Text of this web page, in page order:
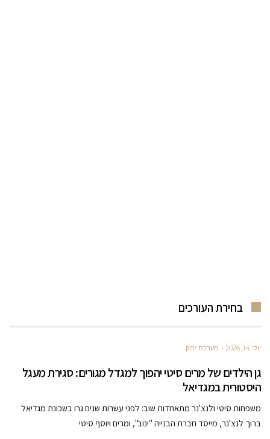
בחירת העורכים
יולי 14, 2026 מערכת ירוק
גן הילדים של מרים סיטי יהפוך למגדל מגורים: סגירת מעגל
היסטורית במגדיאל
משפחות סיטי ולנצ'נר מתאחדות שוב: לפני עשרות שנים גרו בשכונת מגדיאל
ברוך לנצ'נר, מייסד חברת הבנייה "ינוב", ומרים ויוסף סיטי